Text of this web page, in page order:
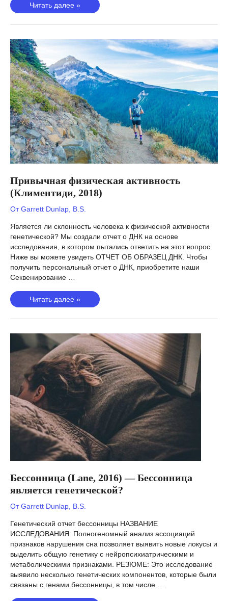
Число
копий
митохондриальной
(Guyatt,
2019)
Читать далее »
Привычная физическая активность
(Климентиди, 2018)
ОтGarrett Dunlap, B.S.
Является ли склонность человека к физической активности
генетической? Мы создали отчет о ДНК на основе
исследования, в котором пытались ответить на этот вопрос.
Ниже вы можете увидеть ОТЧЕТ ОБ ОБРАЗЕЦ ДНК. Чтобы
получить персональный отчет о ДНК, приобретите наши
Секвенирование …
Привычная
физическая
активность
2018)
Читать далее »
Бессонница (Lane, 2016) — Бессонница
является генетической?
ОтGarrett Dunlap, B.S.
Генетический отчет бессонницы НАЗВАНИЕ
ИССЛЕДОВАНИЯ: Полногеномный анализ ассоциаций
признаков нарушения сна позволяет выявить новые локусы и
выделить общую генетику с нейропсихиатрическими и
метаболическими признаками. РЕЗЮМЕ: Это исследование
выявило несколько генетических компонентов, которые были
связаны с генами бессонницы, в том числе …